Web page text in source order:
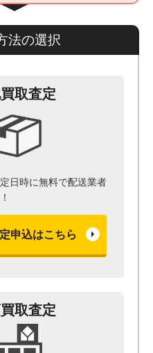
法の選択
取査定
日時に無料で配送業者
申込はこちら
取査定